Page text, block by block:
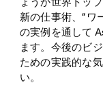
新の仕事術、”ワ
の実例を通して
ます。今後のビ
ための実践的な
い。